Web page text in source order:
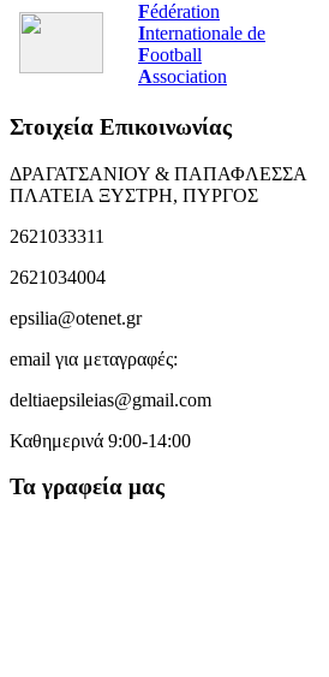
Fédération
Internationale de
Football
Association
Στοιχεία Επικοινωνίας
ΔΡΑΓΑΤΣΑΝΙΟΥ & ΠΑΠΑΦΛΕΣΣΑ
ΠΛΑΤΕΙΑ ΞΥΣΤΡΗ, ΠΥΡΓΟΣ
2621033311
2621034004
epsilia@otenet.gr
email για μεταγραφές:
deltiaepsileias@gmail.com
Καθημερινά 9:00-14:00
Τα γραφεία μας